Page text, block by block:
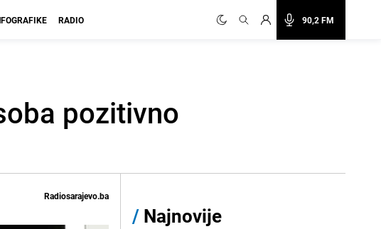
90,2 FM
RADIO
pozitivno
Radiosarajevo.ba
/ Najnovije